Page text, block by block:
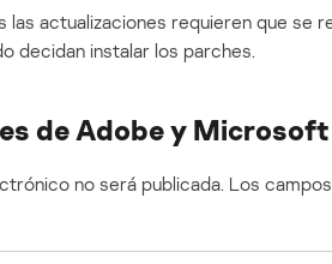
las actualizaciones requieren que se
decidan instalar los parches.
de Adobe y Microsoft
no será publicada. Los